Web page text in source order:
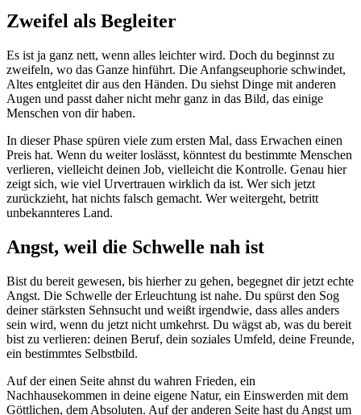
Zweifel als Begleiter
Es ist ja ganz nett, wenn alles leichter wird. Doch du beginnst zu
zweifeln, wo das Ganze hinführt. Die Anfangseuphorie schwindet,
Altes entgleitet dir aus den Händen. Du siehst Dinge mit anderen
Augen und passt daher nicht mehr ganz in das Bild, das einige
Menschen von dir haben.
In dieser Phase spüren viele zum ersten Mal, dass Erwachen einen
Preis hat. Wenn du weiter loslässt, könntest du bestimmte Menschen
verlieren, vielleicht deinen Job, vielleicht die Kontrolle. Genau hier
zeigt sich, wie viel Urvertrauen wirklich da ist. Wer sich jetzt
zurückzieht, hat nichts falsch gemacht. Wer weitergeht, betritt
unbekannteres Land.
Angst, weil die Schwelle nah ist
Bist du bereit gewesen, bis hierher zu gehen, begegnet dir jetzt echte
Angst. Die Schwelle der Erleuchtung ist nahe. Du spürst den Sog
deiner stärksten Sehnsucht und weißt irgendwie, dass alles anders
sein wird, wenn du jetzt nicht umkehrst. Du wägst ab, was du bereit
bist zu verlieren: deinen Beruf, dein soziales Umfeld, deine Freunde,
ein bestimmtes Selbstbild.
Auf der einen Seite ahnst du wahren Frieden, ein
Nachhausekommen in deine eigene Natur, ein Einswerden mit dem
Göttlichen, dem Absoluten. Auf der anderen Seite hast du Angst um